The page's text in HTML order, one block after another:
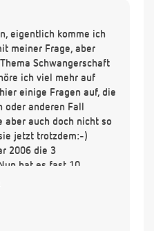
eigentlich komme ich
meiner Frage, aber
Schwangerschaft
ich viel mehr auf
einige Fragen auf, die
oder anderen Fall
auch doch nicht so
jetzt trotzdem:-)
2006 die 3
hat es fast 10
Zyklus
Hormonhaushalt